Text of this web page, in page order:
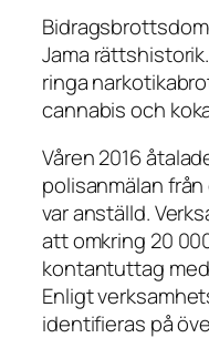
Jama
ringa
cannabis och
Våren 2016
polisanmälan
var anställd.
att omkring 20
kontantuttag
Enligt
identifieras på